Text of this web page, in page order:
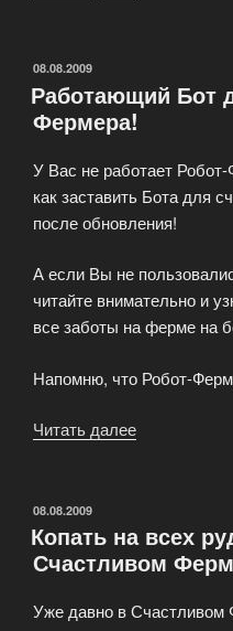
чипсов
завода!»
ОПУБЛИКОВАНО
08.08.2009
Работающий Бот
Фермера!
У Вас не работает
как заставить Бота для
после обновления!
А если Вы не
читайте внимательно и
все заботы на ферме на
Напомню, что Робот-
Читать далее
Фермера!»
ОПУБЛИКОВАНО
08.08.2009
Копать на всех
Счастливом
Уже давно в Счастливом